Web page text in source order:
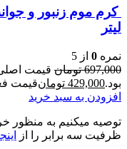
لیتر
نمره 0 از 5
697,000 تومان
بود.429,000 تومانقیمت فعلی:
افزودن به سبد خرید
توصیه میکنیم به منظور
ظرفیت سه برابر را از